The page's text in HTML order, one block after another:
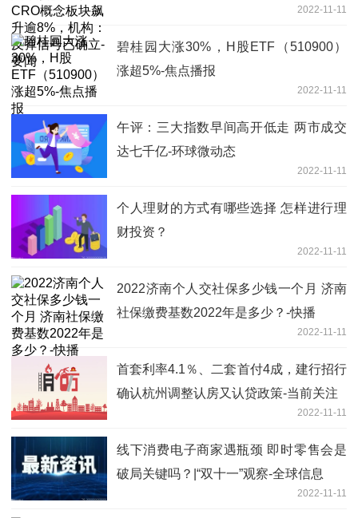
2022-11-11
碧桂园大涨30%，H股ETF（510900）
涨超5%-焦点播报
2022-11-11
午评：三大指数早间高开低走 两市成交
达七千亿-环球微动态
2022-11-11
个人理财的方式有哪些选择 怎样进行理
财投资？
2022-11-11
2022济南个人交社保多少钱一个月 济南
社保缴费基数2022年是多少？-快播
2022-11-11
首套利率4.1％、二套首付4成，建行招行
确认杭州调整认房又认贷政策-当前关注
2022-11-11
线下消费电子商家遇瓶颈 即时零售会是
破局关键吗？|“双十一”观察-全球信息
2022-11-11